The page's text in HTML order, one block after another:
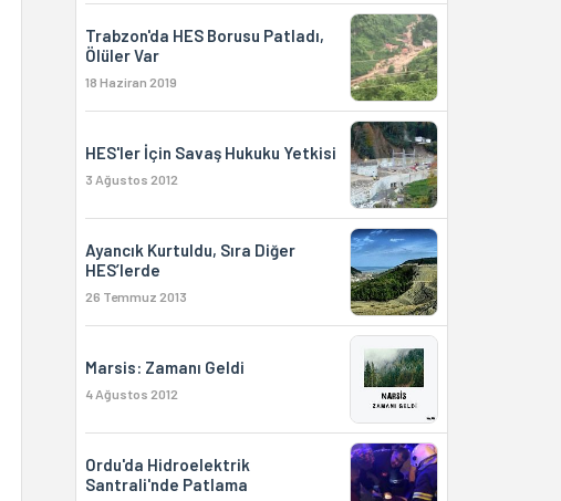
Trabzon'da HES Borusu Patladı,
Ölüler Var
18 Haziran 2019
HES'ler İçin Savaş Hukuku Yetkisi
3 Ağustos 2012
Ayancık Kurtuldu, Sıra Diğer
HES’lerde
26 Temmuz 2013
Marsis: Zamanı Geldi
4 Ağustos 2012
Ordu'da Hidroelektrik
Santrali'nde Patlama